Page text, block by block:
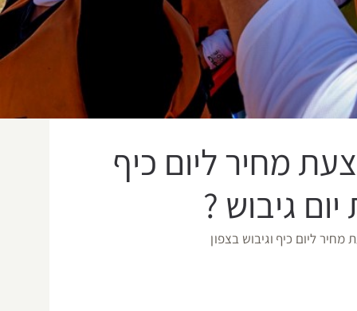
מחיר ליום כיף
גיבוש ?
ליום כיף וגיבוש בצפון